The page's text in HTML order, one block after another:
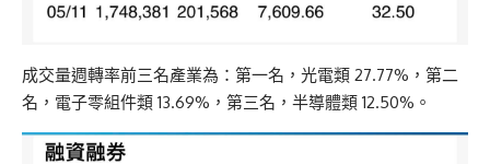
成交量週轉率前三名產業為：第一名，光電類 27.77%，第二
名，電子零組件類 13.69%，第三名，半導體類 12.50%。